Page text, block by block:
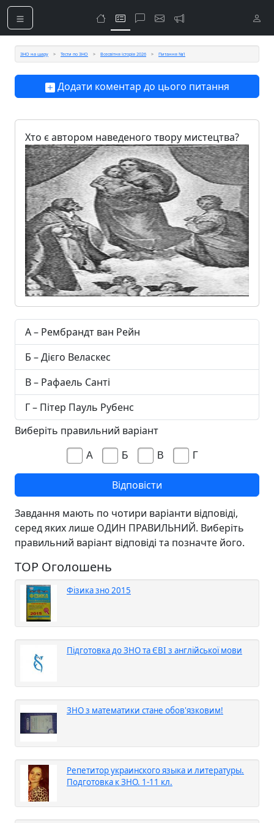
ЗНО на шару Тести по ЗНО Всесвітня історія 2026 Питання №1
Додати коментар до цього питання
Хто є автором наведеного твору мистецтва?
А – Рембрандт ван Рейн
Б – Дієго Веласкес
В – Рафаель Санті
Г – Пітер Пауль Рубенс
Виберіть правильний варіант
А Б В Г
Завдання мають по чотири варіанти відповіді,
серед яких лише ОДИН ПРАВИЛЬНИЙ. Виберіть
правильний варіант відповіді та позначте його.
TOP Оголошень
Фізика зно 2015
Підготовка до ЗНО та ЄВІ з англійської мови
ЗНО з математики стане обов'язковим!
Репетитор украинского языка и литературы.
Подготовка к ЗНО. 1-11 кл.